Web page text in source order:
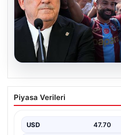
05.08.2026
Ertuğrul Doğan’dan
Salah Transferi
Trabzonspor Kulübü Başkanı
Piyasa Verileri
USD 47.70